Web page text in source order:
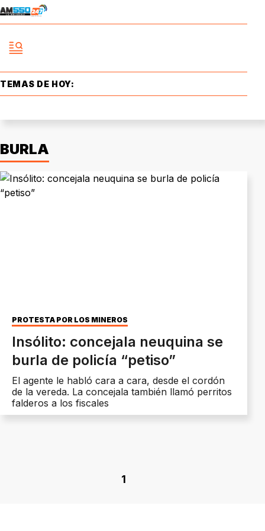
TEMAS DE HOY:
BURLA
PROTESTA POR LOS MINEROS
Insólito: concejala neuquina se
burla de policía “petiso”
El agente le habló cara a cara, desde el cordón
de la vereda. La concejala también llamó perritos
falderos a los fiscales
1